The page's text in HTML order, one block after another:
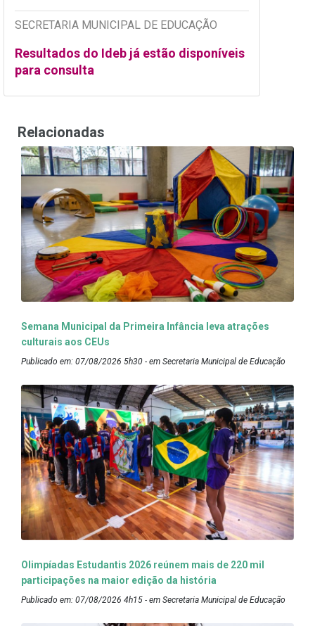
SECRETARIA MUNICIPAL DE EDUCAÇÃO
Resultados do Ideb já estão disponíveis
para consulta
Relacionadas
Semana Municipal da Primeira Infância leva atrações
culturais aos CEUs
Publicado em: 07/08/2026 5h30 - em Secretaria Municipal de Educação
Olimpíadas Estudantis 2026 reúnem mais de 220 mil
participações na maior edição da história
Publicado em: 07/08/2026 4h15 - em Secretaria Municipal de Educação